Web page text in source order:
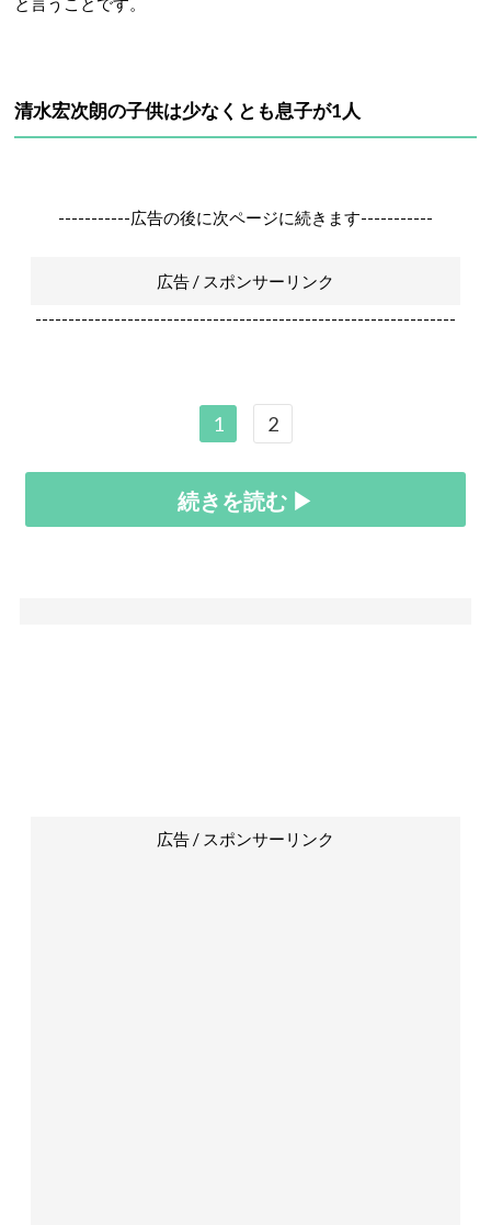
清水宏次朗の子供は少なくとも息子が1人
-----------広告の後に次ページに続きます-----------
広告 / スポンサーリンク
----------------------------------------------------------------
1 2
続きを読む ▶
広告 / スポンサーリンク